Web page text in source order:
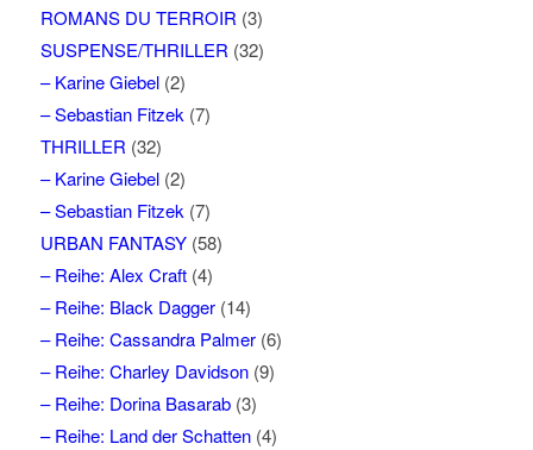
ROMANS DU TERROIR (3)
SUSPENSE/THRILLER (32)
– Karine Giebel(2)
– Sebastian Fitzek (7)
THRILLER (32)
– Karine Giebel(2)
– Sebastian Fitzek (7)
URBAN FANTASY(58)
– Reihe: Alex Craft(4)
– Reihe: Black Dagger(14)
– Reihe: Cassandra Palmer(6)
– Reihe: Charley Davidson(9)
– Reihe: Dorina Basarab(3)
– Reihe: Land der Schatten(4)